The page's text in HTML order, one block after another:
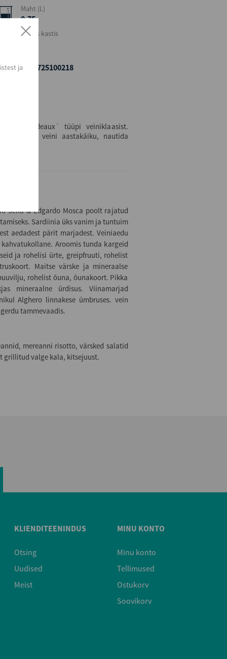
Maht (L)
0,75
Kogus kastis
8006725100218
bordeaux´ tüüpi veiniklaasist.
veini aastakäiku, nautida
Sella & Edgardo Mosca poolt rajatud
Sardiinia üks vanim ja tuntuim
aedadest pärit marjadest. Veiniaedu
Aroomis tunda kargeid
ja rohelisi ürte, greipfruuti, rohelist
Maitse värske ja mineraalse
rohelist õuna, õunakoort. Pikka
mineraalne ürdisus. Viinamarjad
Alghero linnakese ümbruses. vein
tammevaadis.
mereanni risotto, värsked salatid
grillitud valge kala, kitsejuust.
KLIENDITEENINDUS
Otsing
Uudised
Meist
MINU KONTO
Minu konto
Tellimused
Ostukorv
Soovikorv
ja